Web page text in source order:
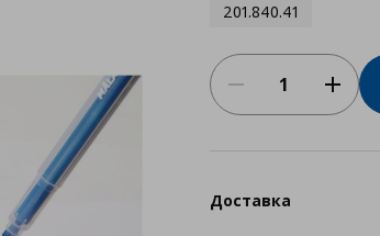
201.840.41
Доставка